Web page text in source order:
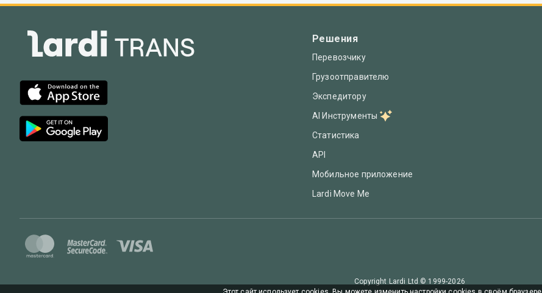
Решения
Перевозчику
Грузоотправителю
Экспедитору
AI Инструменты
Статистика
API
Мобильное приложение
Lardi Move Me
Copyright Lardi Ltd © 1999-2026